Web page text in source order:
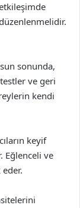
sonunda,
ve geri
kendi
keyif
Eğlenceli ve